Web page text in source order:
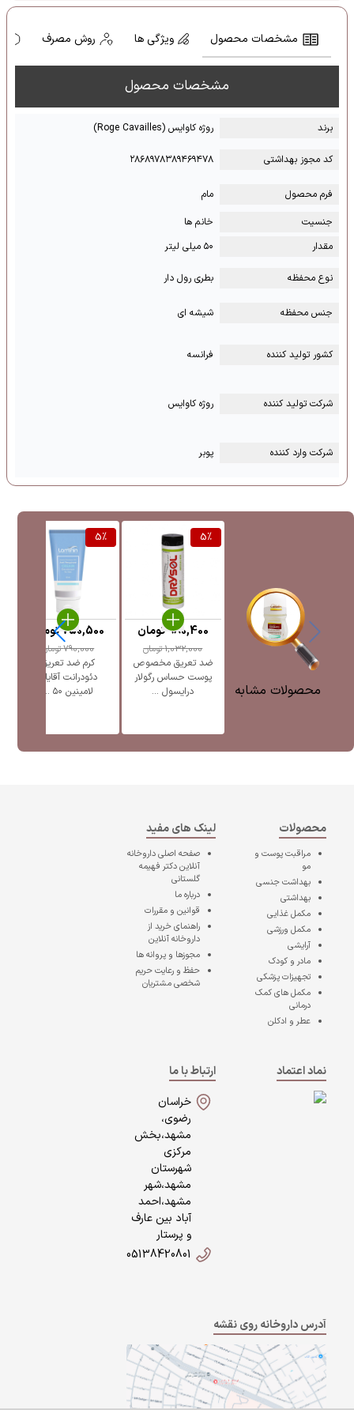
مشخصات محصول ویژگی ها روش مصرف
مشخصات محصول
برند روژه کاوایس (Roge Cavailles)
کد مجوز بهداشتی ۲۸۶۸۹۷۸۳۸۹۴۶۹۴۷۸
فرم محصول
مام
جنسیت
خانم ها
مقدار
۵۰ میلی لیتر
نوع محفظه بطری رول دار
جنس محفظه شیشه ای
کشور تولید کننده فرانسه
شرکت تولید کننده روژه کاوایس
شرکت وارد کننده پوبر
محصولات مشابه
5%
ضد تعریق مخصوص
پوست حساس رگولار
درایسول ...
1,032,000تومان
980,400تومان
5%
کرم ضد تعریق
دئودرانت آقایان
لامینین ۵۰ ...
790,000تومان
750,500تومان
محصولات
مراقبت پوست و
مو
بهداشت جنسی
بهداشتی
مکمل غذایی
مکمل ورزشی
آرایشی
مادر و کودک
تجهیزات پزشکی
مکمل های کمک
درمانی
عطر و ادکلن
لینک های مفید
صفحه اصلیداروخانه
آنلاین دکتر فهیمه
گلستانی
درباره ما
قوانین و مقررات
راهنمای خرید از
داروخانه آنلاین
مجوزها و پروانه ها
حفظ و رعایت حریم
شخصی مشتریان
نماد اعتماد
ارتباط با ما
خراسان
رضوی،
مشهد،بخش
مرکزی
شهرستان
مشهد،شهر
مشهد،احمد
آباد بین عارف
و پرستار
05138420801
آدرس داروخانه روی نقشه